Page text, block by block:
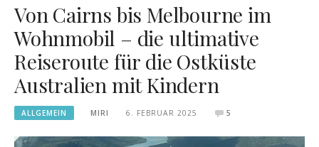
Von Cairns bis Melbourne im
Wohnmobil – die ultimative
Reiseroute für die Ostküste
Australien mit Kindern
ALLGEMEIN MIRI 6. FEBRUAR 2025 5